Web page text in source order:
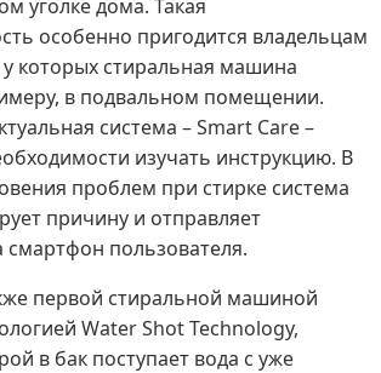
уголке дома. Такая
особенно пригодится владельцам
которых стиральная машина
в подвальном помещении.
система – Smart Сare –
изучать инструкцию. В
проблем при стирке система
причину и отправляет
смартфон пользователя.
первой стиральной машиной
Water Shot Technology,
в бак поступает вода с уже